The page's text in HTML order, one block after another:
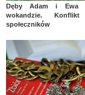
Dęby Adam i Ewa
wokandzie.
społeczników